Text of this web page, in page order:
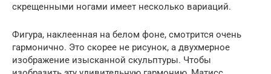
скрещенными ногами имеет несколько вариаций.
Фигура, наклеенная на белом фоне, смотрится очень
гармонично. Это скорее не рисунок, а двухмерное
изображение изысканной скульптуры. Чтобы